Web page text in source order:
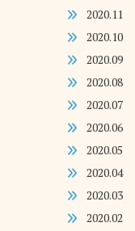
2020.11
2020.10
2020.09
2020.08
2020.07
2020.06
2020.05
2020.04
2020.03
2020.02